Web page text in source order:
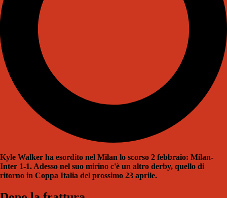
Kyle Walker ha esordito nel Milan lo scorso 2 febbraio: Milan-
Inter 1-1. Adesso nel suo mirino c'è un altro derby, quello di
ritorno in Coppa Italia del prossimo 23 aprile.